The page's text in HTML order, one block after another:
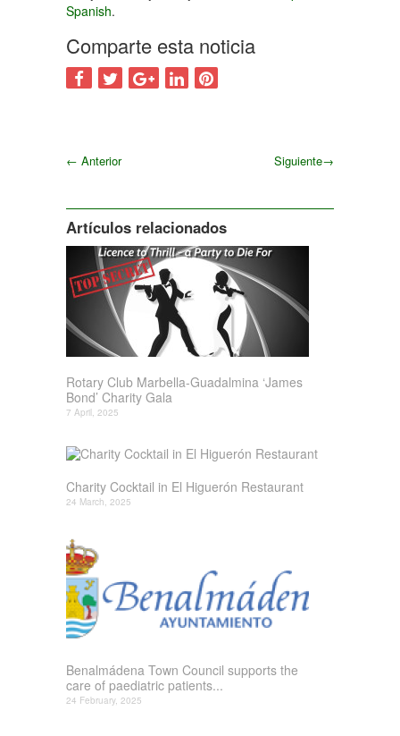
Spanish.
Comparte esta noticia
← Anterior Siguiente→
Artículos relacionados
Rotary Club Marbella-Guadalmina ‘James
Bond’ Charity Gala
7 April, 2025
Charity Cocktail in El Higuerón Restaurant
24 March, 2025
Benalmádena Town Council supports the
care of paediatric patients...
24 February, 2025